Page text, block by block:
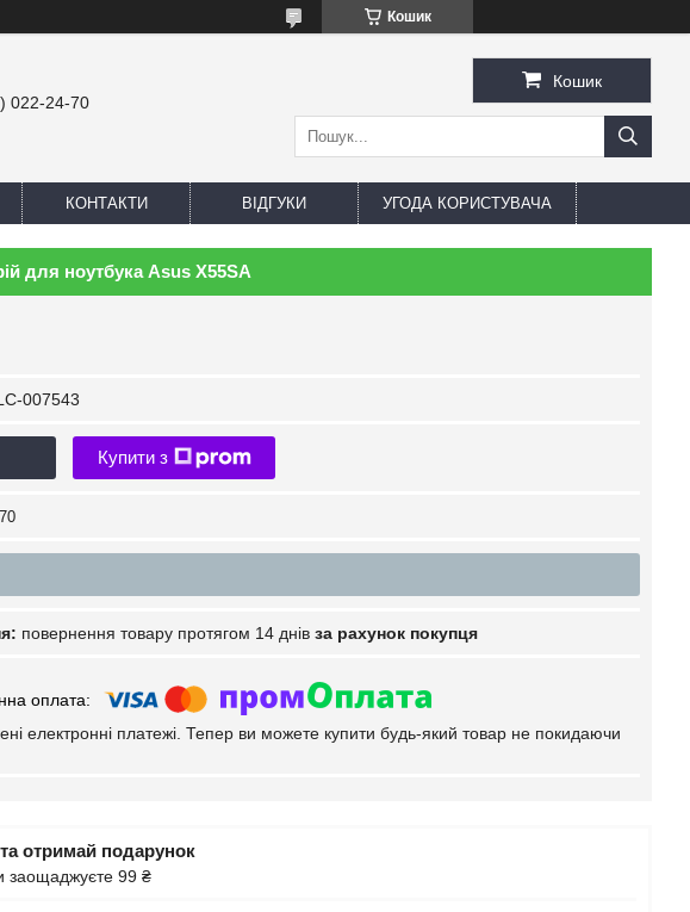
Кошик
022-24-70
Кошик
КОНТАКТИ ВІДГУКИ УГОДА КОРИСТУВАЧА
для ноутбука Asus X55SA
007543
Купити з
повернення товару протягом 14 днів за рахунок покупця
електронні платежі. Тепер ви можете купити будь-який товар не покидаючи
отримай подарунок
заощаджуєте 99 ₴